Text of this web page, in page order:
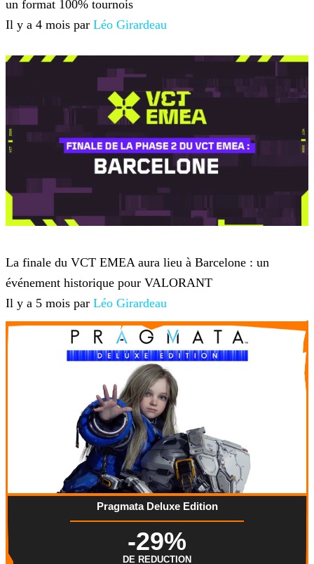
un format 100% tournois
Il y a 4 mois par Léo Girardeau
La finale du VCT EMEA aura lieu à Barcelone : un
événement historique pour VALORANT
Il y a 5 mois par Léo Girardeau
Pragmata Deluxe Edition
-29%
DE REDUCTION